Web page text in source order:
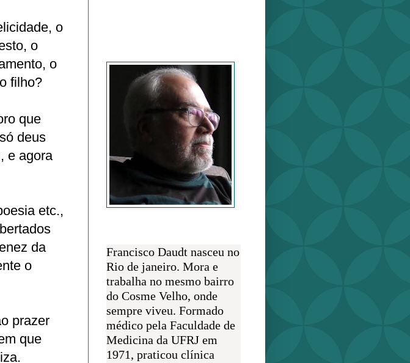
o
o
o
filho?
que
deus
e agora
etc.,
da
o
prazer
que
Francisco Daudt nasceu no
Rio de janeiro. Mora e
trabalha no mesmo bairro
do Cosme Velho, onde
sempre viveu. Formado
médico pela Faculdade de
Medicina da UFRJ em
1971, praticou clínica